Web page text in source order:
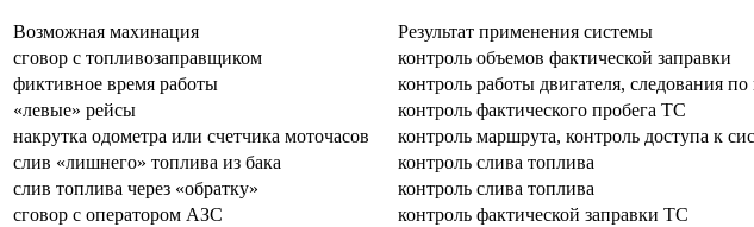
Возможная махинация Результат применения системы
сговор с топливозаправщиком
контроль объемов фактической заправки
фиктивное время работы
контроль работы двигателя, следования
«левые» рейсы
контроль фактического пробега ТС
накрутка одометра или счетчика моточасов
контроль маршрута, контроль доступа к
слив «лишнего» топлива из бака
контроль слива топлива
слив топлива через «обратку»
контроль слива топлива
сговор с оператором АЗС
контроль фактической заправки ТС